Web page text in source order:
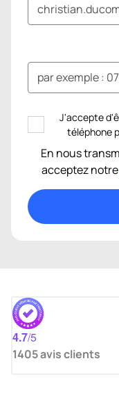
J'accepte
téléphone
En nous
acceptez notre
4.7/5
1405avis clients